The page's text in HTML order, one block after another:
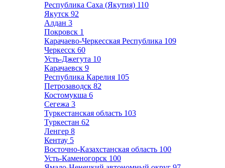
Республика Саха (Якутия) 110
Якутск 92
Алдан 3
Покровск 1
Карачаево-Черкесская Республика 109
Черкесск 60
Усть-Джегута 10
Карачаевск 9
Республика Карелия 105
Петрозаводск 82
Костомукша 6
Сегежа 3
Туркестанская область 103
Туркестан 62
Ленгер 8
Кентау 5
Восточно-Казахстанская область 100
Усть-Каменогорск 100